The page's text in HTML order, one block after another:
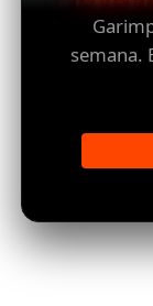
semana.